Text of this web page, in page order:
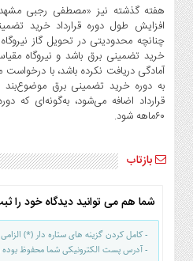
هفته گذشته نیز «مصطفی رجبی
افزایش طول دوره قرارداد خرید
خرید تضمینی برق باشد و نیروگاه
آمادگی دریافت نکرده باشد، با درخواست
قرارداد اضافه می‌شود، به‌گونه‌ای که
۶۰ماهه شود.
بازتاب
شما هم می توانید دیدگاه خود را
- کامل کردن گزینه های ستاره دار (*)
- آدرس پست الکترونیکی شما محفوظ